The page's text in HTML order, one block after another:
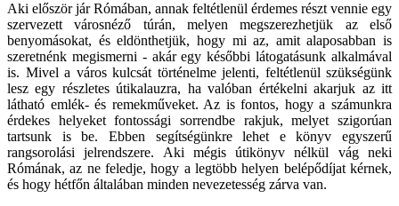
Aki először jár Rómában, annak feltétlenül érdemes részt vennie egy
szervezett városnéző túrán, melyen megszerezhetjük az első
benyomásokat, és eldönthetjük, hogy mi az, amit alaposabban is
szeretnénk megismerni - akár egy későbbi látogatásunk alkalmával
is. Mivel a város kulcsát történelme jelenti, feltétlenül szükségünk
lesz egy részletes útikalauzra, ha valóban értékelni akarjuk az itt
látható emlék- és remekműveket. Az is fontos, hogy a számunkra
érdekes helyeket fontossági sorrendbe rakjuk, melyet szigorúan
tartsunk is be. Ebben segítségünkre lehet e könyv egyszerű
rangsorolási jelrendszere. Aki mégis útikönyv nélkül vág neki
Rómának, az ne feledje, hogy a legtöbb helyen belépődíjat kérnek,
és hogy hétfőn általában minden nevezetesség zárva van.